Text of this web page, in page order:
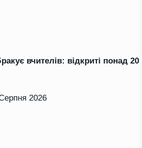
вчителів: відкриті понад 20
2026